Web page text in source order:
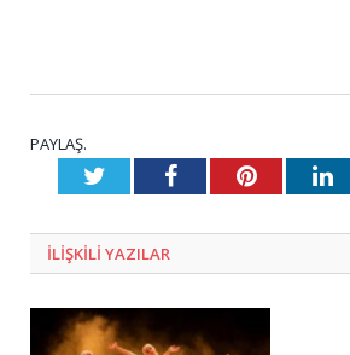
PAYLAŞ.
TwitterFacebookPinterest
ILIŞKILI YAZILAR